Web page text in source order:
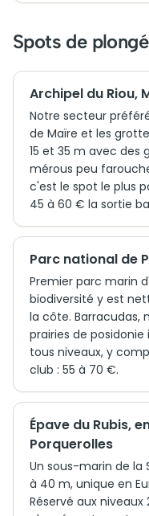
Spots de
Archipel du Riou,
Notre secteur
de Maïre et les
15 et 35 m avec des
mérous peu
c'est le spot le plus
45 à 60 € la sortie
Parc national de
Premier parc marin
biodiversité y est
la côte. Barracudas,
prairies de
tous niveaux, y
club : 55 à 70 €.
Épave du Rubis,
Porquerolles
Un sous-marin de la
à 40 m, unique en
Réservé aux